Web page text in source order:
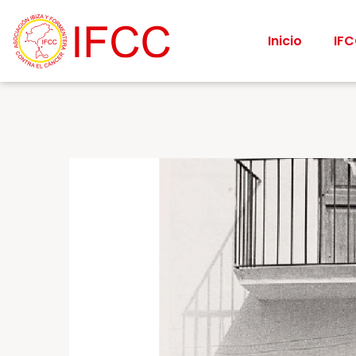
Inicio